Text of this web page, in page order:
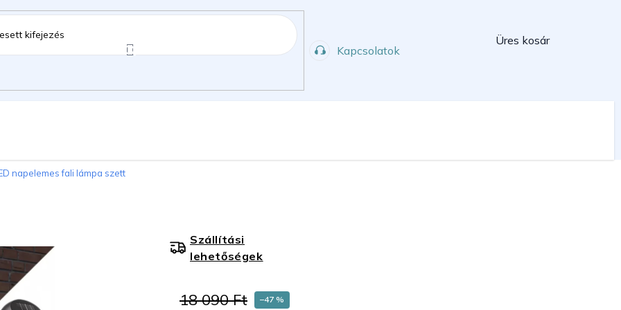
Kapcsolatok
Kosár
Üres kosár
napelemes fali lámpa szett
18 090 Ft –47 %
Szállítási
lehetőségek